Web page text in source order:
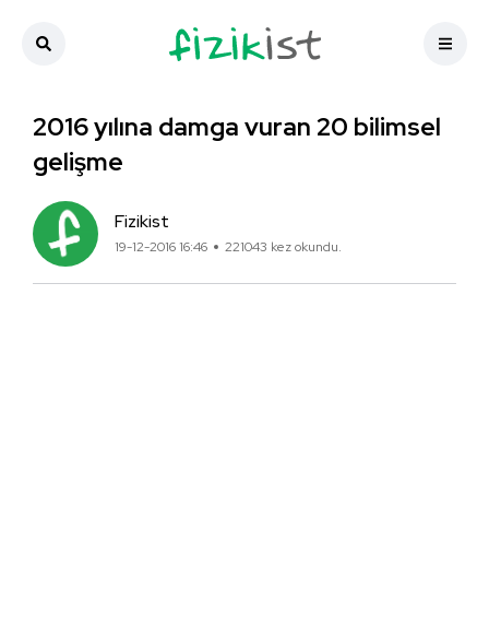
2016 yılına damga vuran 20 bilimsel
gelişme
Fizikist
19-12-2016 16:46 221043 kez okundu.